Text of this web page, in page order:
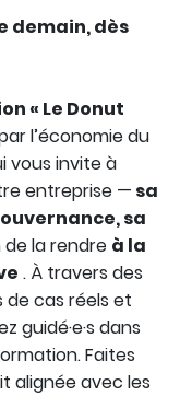
demain, dès
« Le Donut
l’économie du
vous invite à
entreprise — sa
sa
la rendre à la
. À travers des
cas réels et
guidé·e·s dans
Faites
alignée avec les